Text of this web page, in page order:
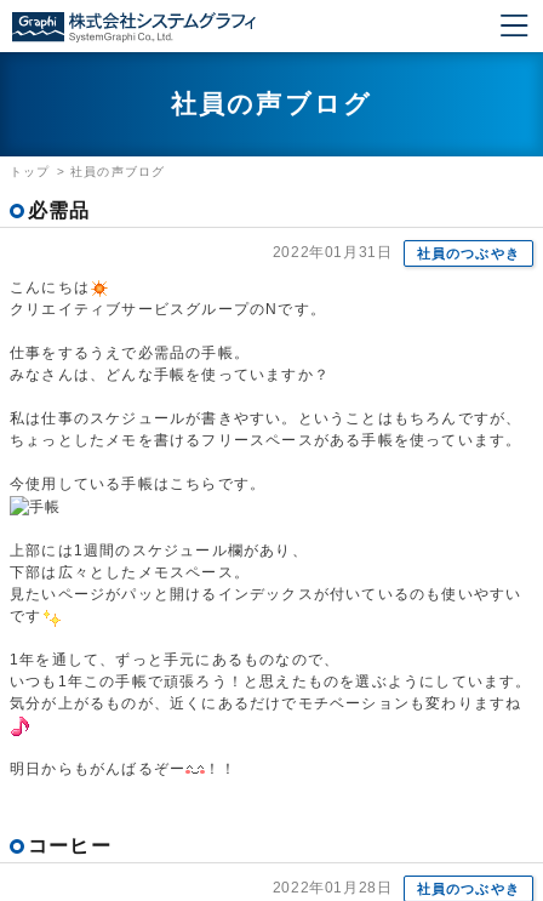
社員の声ブログ
トップ >社員の声ブログ
必需品
2022年01月31日 社員のつぶやき
こんにちは
クリエイティブサービスグループのNです。
仕事をするうえで必需品の手帳。
みなさんは、どんな手帳を使っていますか？
私は仕事のスケジュールが書きやすい。ということはもちろんですが、
ちょっとしたメモを書けるフリースペースがある手帳を使っています。
今使用している手帳はこちらです。
上部には1週間のスケジュール欄があり、
下部は広々としたメモスペース。
見たいページがパッと開けるインデックスが付いているのも使いやすい
です
1年を通して、ずっと手元にあるものなので、
いつも1年この手帳で頑張ろう！と思えたものを選ぶようにしています。
気分が上がるものが、近くにあるだけでモチベーションも変わりますね
明日からもがんばるぞー ！！
コーヒー
2022年01月28日 社員のつぶやき